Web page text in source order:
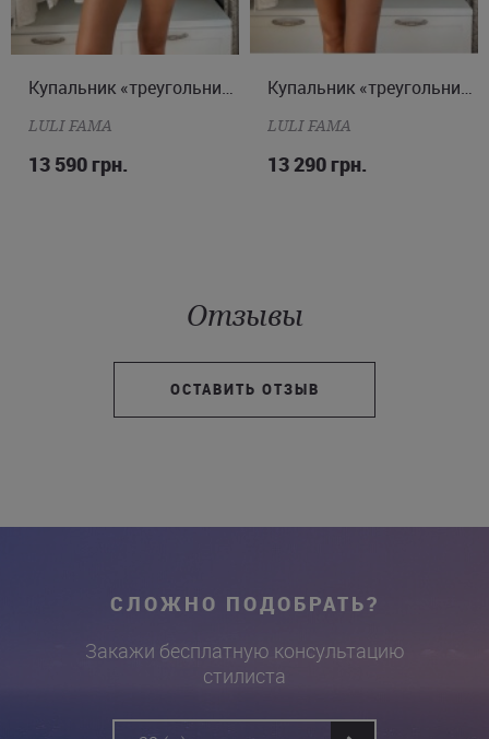
XS S M L Купальник «треугольник» и «бразилиана»
LULI FAMA
13 590 грн.
XS S M Купальник «треугольник» и «бразилиана»
LULI FAMA
13 290 грн.
Отзывы
ОСТАВИТЬ ОТЗЫВ
СЛОЖНО ПОДОБРАТЬ?
Закажи бесплатную консультацию
стилиста